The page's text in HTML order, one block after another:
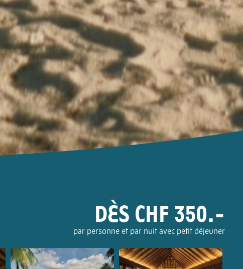
DÈS CHF 350.-
par personne et par nuit avec petit déjeuner